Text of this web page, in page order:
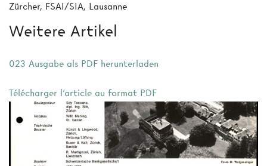
Zürcher, FSAI/SIA, Lausanne
Weitere Artikel
023 Ausgabe als PDF herunterladen
Télécharger l'article au format PDF